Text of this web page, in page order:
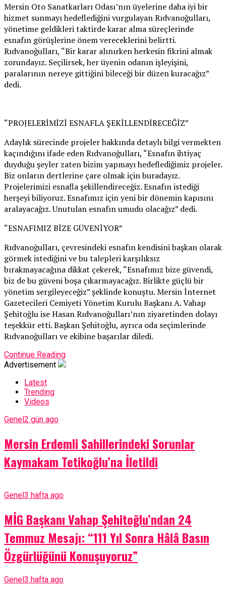
Mersin Oto Sanatkarları Odası’nın üyelerine daha iyi bir
hizmet sunmayı hedeflediğini vurgulayan Rıdvanoğulları,
yönetime geldikleri taktirde karar alma süreçlerinde
esnafın görüşlerine önem vereceklerini belirtti.
Rıdvanoğulları, “Bir karar alınırken herkesin fikrini almak
zorundayız. Seçilirsek, her üyenin odanın işleyişini,
paralarının nereye gittiğini bileceği bir düzen kuracağız”
dedi.
“PROJELERİMİZİ ESNAFLA ŞEKİLLENDİRECEĞİZ”
Adaylık sürecinde projeler hakkında detaylı bilgi vermekten
kaçındığını ifade eden Rıdvanoğulları, “Esnafın ihtiyaç
duyduğu şeyler zaten bizim yapmayı hedeflediğimiz projeler.
Biz onların dertlerine çare olmak için buradayız.
Projelerimizi esnafla şekillendireceğiz. Esnafın istediği
herşeyi biliyoruz. Esnafımız için yeni bir dönemin kapısını
aralayacağız. Unutulan esnafın umudu olacağız” dedi.
“ESNAFIMIZ BİZE GÜVENİYOR”
Rıdvanoğulları, çevresindeki esnafın kendisini başkan olarak
görmek istediğini ve bu talepleri karşılıksız
bırakmayacağına dikkat çekerek, “Esnafımız bize güvendi,
biz de bu güveni boşa çıkarmayacağız. Birlikte güçlü bir
yönetim sergileyeceğiz” şeklinde konuştu. Mersin İnternet
Gazetecileri Cemiyeti Yönetim Kurulu Başkanı A. Vahap
Şehitoğlu ise Hasan Rıdvanoğulları’nın ziyaretinden dolayı
teşekkür etti. Başkan Şehitoğlu, ayrıca oda seçimlerinde
Rıdvanoğulları ve ekibine başarılar diledi.
Continue Reading
Advertisement
Latest
Trending
Videos
Genel 2 gün ago
Mersin Erdemli Sahillerindeki Sorunlar
Kaymakam Tetikoğlu’na İletildi
Genel 3 hafta ago
MİG Başkanı Vahap Şehitoğlu’ndan 24
Temmuz Mesajı: “111 Yıl Sonra Hâlâ Basın
Özgürlüğünü Konuşuyoruz”
Genel3 hafta ago